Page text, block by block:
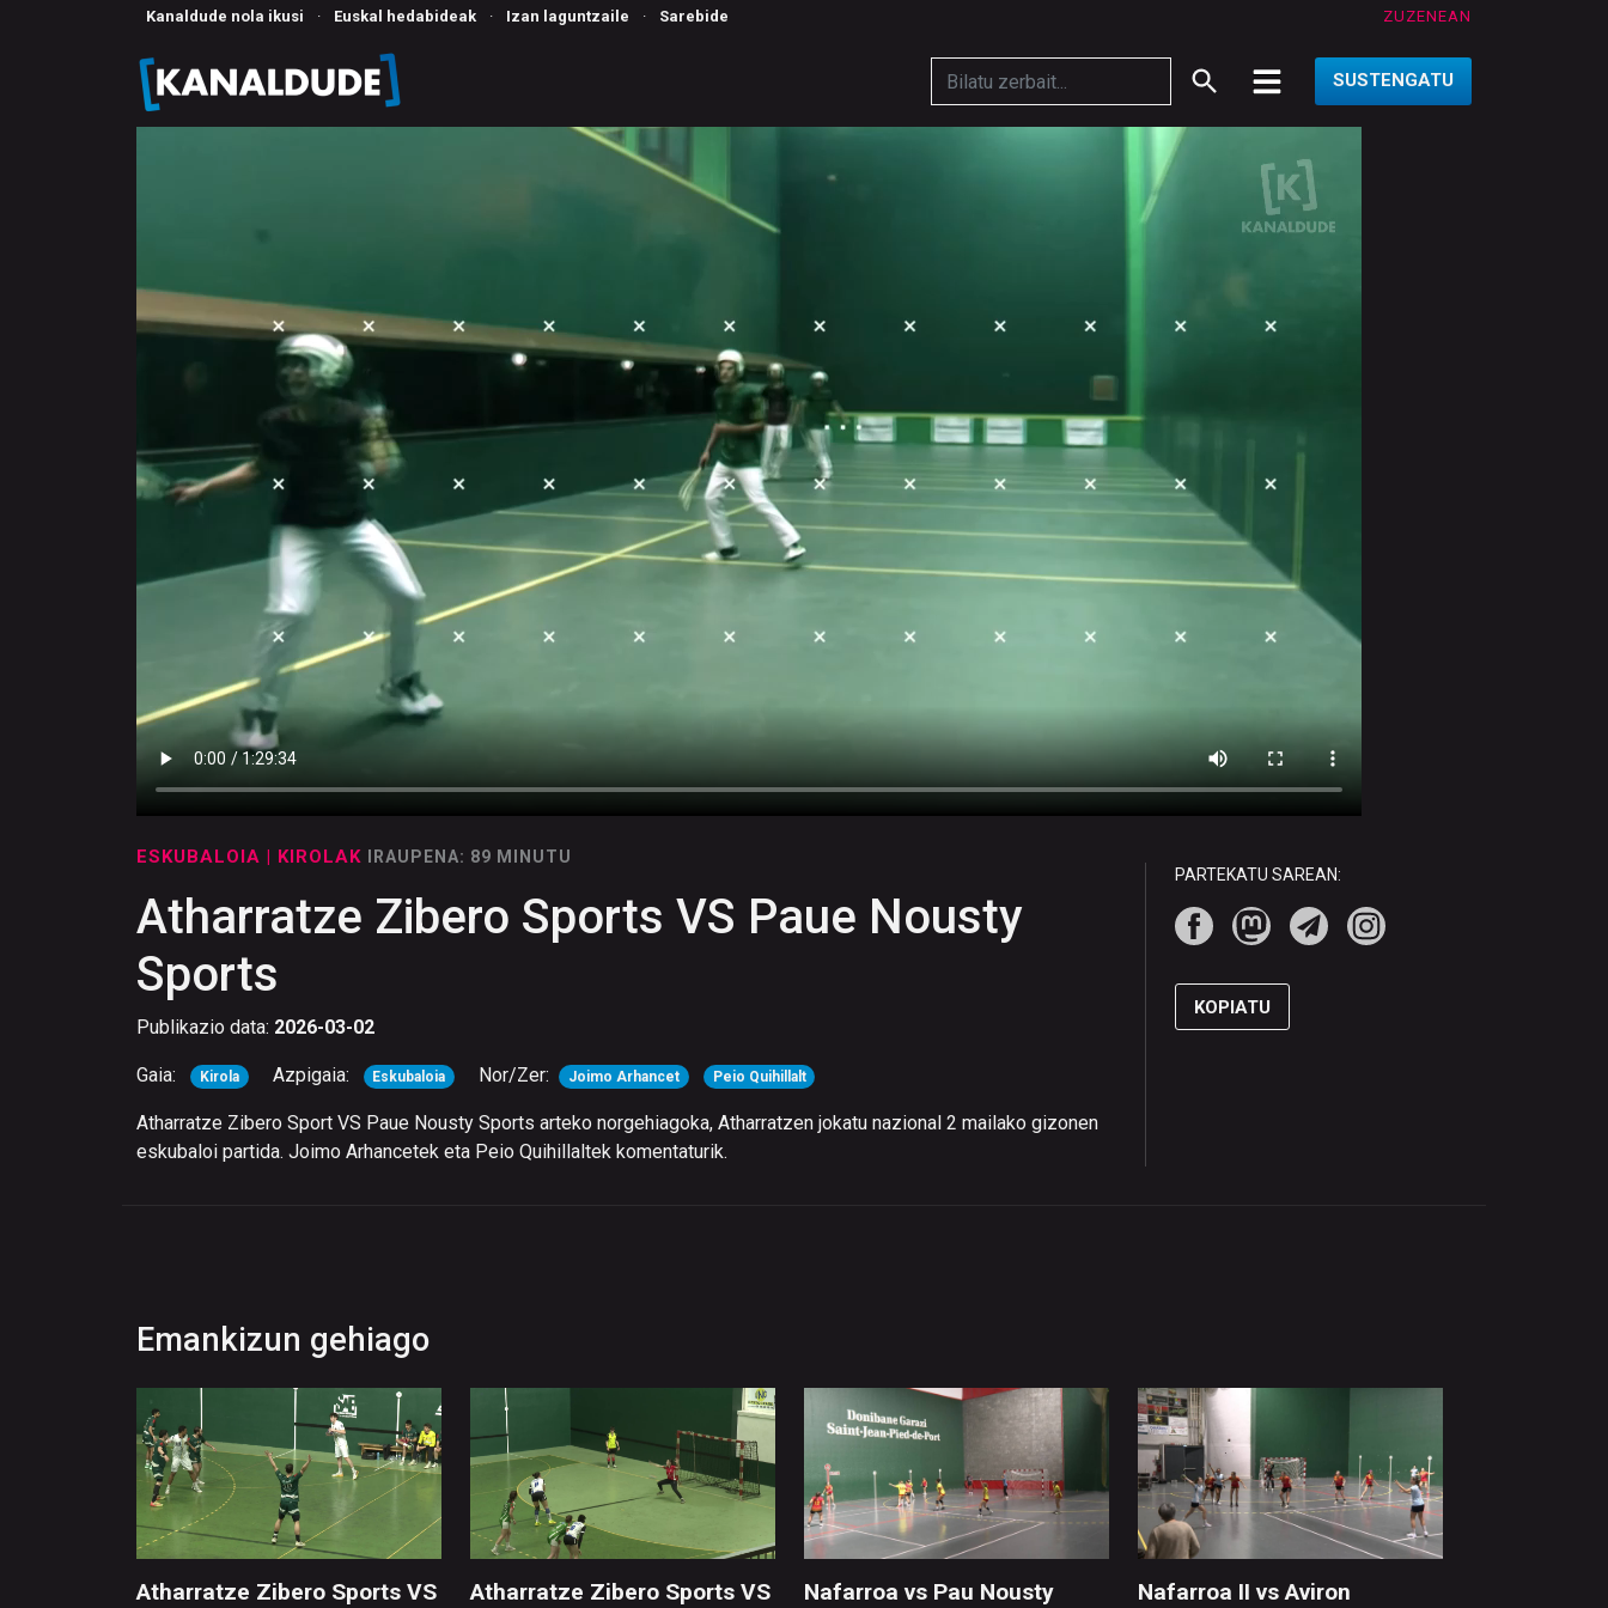
Kanaldude nola ikusi · Euskal hedabideak · Izan laguntzaile · Sarebide ZUZENEAN
SUSTENGATU
ESKUBALOIA | KIROLAK IRAUPENA: 89 MINUTU
Atharratze Zibero Sports VS Paue Nousty
Sports
Publikazio data: 2026-03-02
Gaia: Kirola Azpigaia: Eskubaloia Nor/Zer: Joimo Arhancet Peio Quihillalt
Atharratze Zibero Sport VS Paue Nousty Sports arteko norgehiagoka, Atharratzen jokatu nazional 2 mailako gizonen
eskubaloi partida. Joimo Arhancetek eta Peio Quihillaltek komentaturik.
PARTEKATU SAREAN:
KOPIATU
Emankizun gehiago
Atharratze Zibero Sports VS
Atharratze Zibero Sports VS
Nafarroa vs Pau Nousty
Nafarroa II vs Aviron